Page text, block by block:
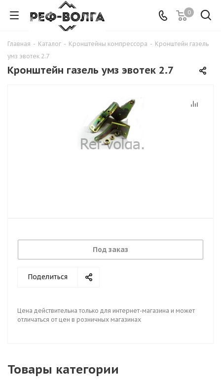
0
Главная - Каталог - Кронштейны компрессора - Кронштейн газель
умз эвотек 2.7
Кронштейн газель умз эвотек 2.7
Под заказ
Поделиться
Цена действительна только для интернет-магазина и может
отличаться от цен в розничных магазинах
Товары категории